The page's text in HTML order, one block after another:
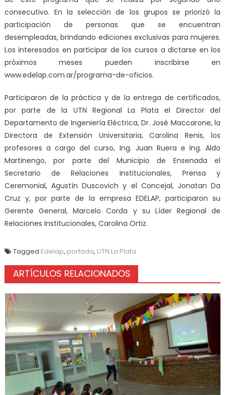
consecutivo. En la selección de los grupos se priorizó la
participación de personas que se encuentran
desempleadas, brindando ediciones exclusivas para mujeres.
Los interesados en participar de los cursos a dictarse en los
próximos meses pueden inscribirse en
www.edelap.com.ar/programa-de-oficios.
Participaron de la práctica y de la entrega de certificados,
por parte de la UTN Regional La Plata el Director del
Departamento de Ingeniería Eléctrica, Dr. José Maccarone, la
Directora de Extensión Universitaria, Carolina Renis, los
profesores a cargo del curso, Ing. Juan Ruera e Ing. Aldo
Martinengo, por parte del Municipio de Ensenada el
Secretario de Relaciones Institucionales, Prensa y
Ceremonial, Agustín Duscovich y el Concejal, Jonatan Da
Cruz y, por parte de la empresa EDELAP, participaron su
Gerente General, Marcelo Corda y su Líder Regional de
Relaciones Institucionales, Carolina Ortiz.
Tagged Edelap, portada, UTN La Plata
ARTÍCULOS RELACIONADOS